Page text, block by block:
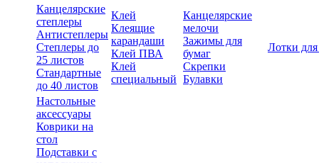
Канцелярские
степлеры
Антистеплеры
Степлеры до
25 листов
Стандартные
до 40 листов
Клей
Клеящие
карандаши
Клей ПВА
Клей
специальный
Канцелярские
мелочи
Зажимы для
бумаг
Скрепки
Булавки
Лотки
Настольные
аксессуары
Коврики на
стол
Подставки с